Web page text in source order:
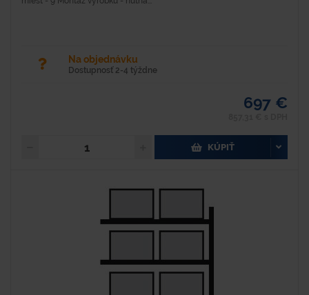
Na objednávku
Dostupnosť 2-4 týždne
697 €
KÚPIŤ